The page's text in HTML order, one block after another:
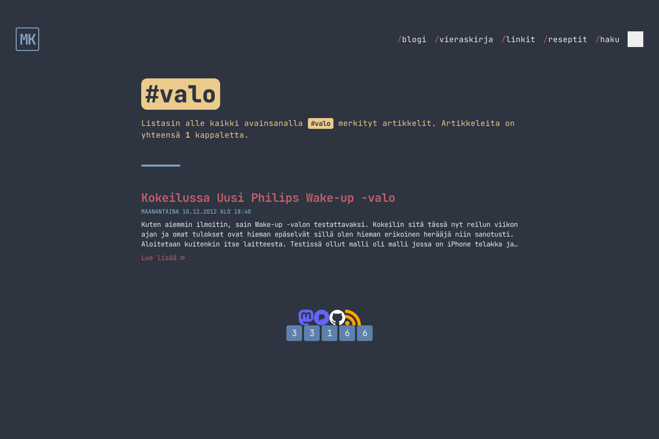
MK /blogi /vieraskirja /linkit /reseptit /haku
#valo
Listasin alle kaikki avainsanalla #valo
merkityt artikkelit. Artikkeleita on
yhteensä 1 kappaletta.
Kokeilussa Uusi Philips Wake-up -valo
MAANANTAINA 10.12.2012 KLO 18:40
Kuten aiemmin ilmoitin, sain Wake-up -valon testattavaksi. Kokeilin sitä tässä nyt reilun viikon
ajan ja omat tulokset ovat hieman epäselvät sillä olen hieman erikoinen herääjä niin sanotusti.
Aloitetaan kuitenkin itse laitteesta. Testissä ollut malli oli malli jossa on iPhone telakka ja
tämä malli vaatii siis toimiakseen iPhonen ja ilmaisen Wake-up sovelluksen App Storesta.
Lue lisää
3 3 1 6 6